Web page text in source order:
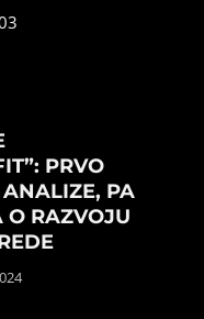
PRVO
ANALIZE, PA
O RAZVOJU